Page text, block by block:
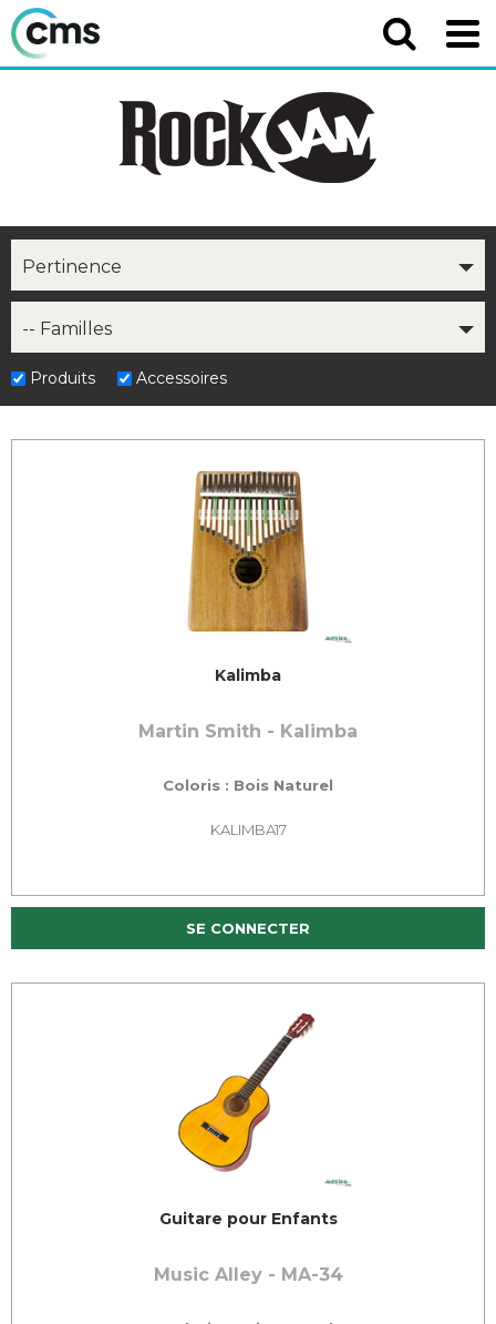
Pertinence
-- Familles
Produits Accessoires
Kalimba
Martin Smith - Kalimba
Coloris : Bois Naturel
KALIMBA17
SE CONNECTER
Guitare pour Enfants
Music Alley - MA-34